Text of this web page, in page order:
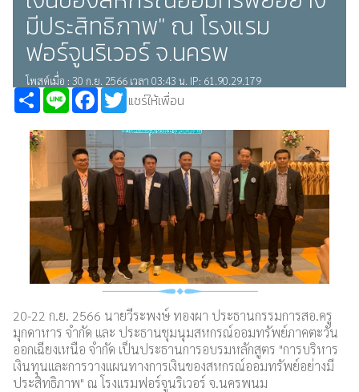
มีประสิทธิภาพ" ณ โรงแรม
ฟอร์จูนริเวอร์ จ.นครพ
โพสต์เมื่อ : 30 ก.ย. 2566 เวลา 03:43 น. IP: 61.90.29.179
แชร์ให้เพื่อน
ShareLine Facebook
Twitter
20-22 ก.ย. 2566 นายวีระพงษ์ ทองผา ประธานกรรมการสอ.ครู
มุกดาหาร จำกัด และ ประธานชุมนุมสหกรณ์ออมทรัพย์ภาคตะวัน
ออกเฉียงเหนือ จำกัด เป็นประธานการอบรมหลักสูตร "การบริหาร
เงินทุนและการวางแผนทางการเงินของสหกรณ์ออมทรัพย์อย่างมี
ประสิทธิภาพ" ณ โรงแรมฟอร์จูนริเวอร์ จ.นครพนม